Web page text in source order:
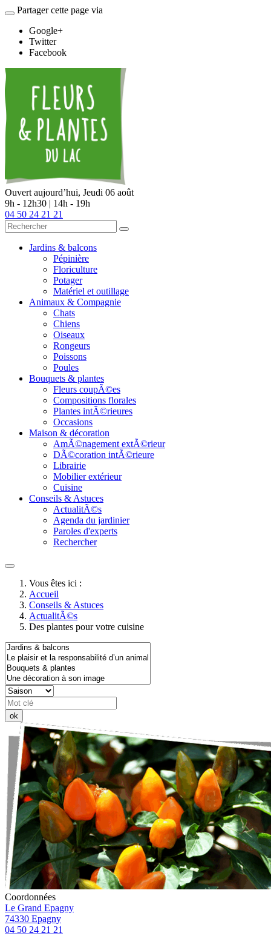
Partager cette page via
Google+
Twitter
Facebook
Ouvert aujourd’hui, Jeudi 06 août
9h - 12h30 | 14h - 19h
04 50 24 21 21
Jardins & balcons
Pépinière
Floriculture
Potager
Matériel et outillage
Animaux & Compagnie
Chats
Chiens
Oiseaux
Rongeurs
Poissons
Poules
Bouquets & plantes
Fleurs coupÃ©es
Compositions florales
Plantes intÃ©rieures
Occasions
Maison & décoration
AmÃ©nagement extÃ©rieur
DÃ©coration intÃ©rieure
Librairie
Mobilier extérieur
Cuisine
Conseils & Astuces
ActualitÃ©s
Agenda du jardinier
Paroles d'experts
Rechercher
Vous êtes ici :
Accueil
Conseils & Astuces
ActualitÃ©s
Des plantes pour votre cuisine
ok
Coordonnées
Le Grand Epagny
74330 Epagny
04 50 24 21 21